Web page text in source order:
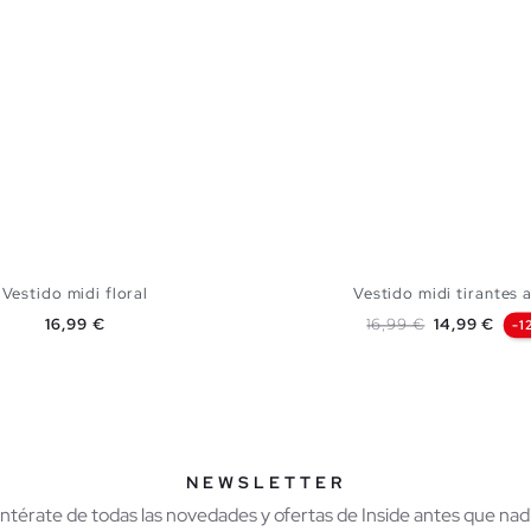
Vestido midi floral
Precio
16,99 €
Vestido midi tirantes
Precio base
16,99 € Precio
14,99 € -
NEWSLETTER
de todas las novedades y ofertas de Inside antes que